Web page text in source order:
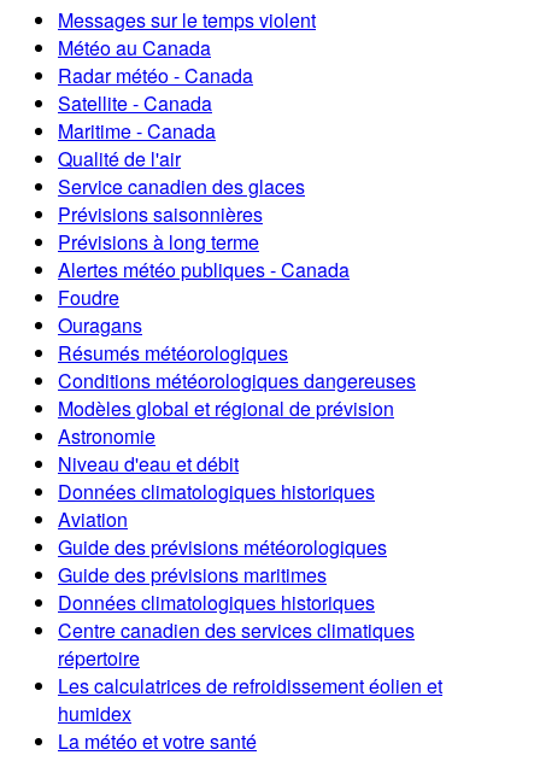
Messages sur le temps violent
Météo au Canada
Radar météo - Canada
Satellite - Canada
Maritime - Canada
Qualité de l'air
Service canadien des glaces
Prévisions saisonnières
Prévisions à long terme
Alertes météo publiques - Canada
Foudre
Ouragans
Résumés météorologiques
Conditions météorologiques dangereuses
Modèles global et régional de prévision
Astronomie
Niveau d'eau et débit
Données climatologiques historiques
Aviation
Guide des prévisions météorologiques
Guide des prévisions maritimes
Données climatologiques historiques
Centre canadien des services climatiques
répertoire
Les calculatrices de refroidissement éolien et
humidex
La météo et votre santé